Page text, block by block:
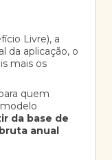
Livre), a
da aplicação, o
mais os
quem
da base de
anual